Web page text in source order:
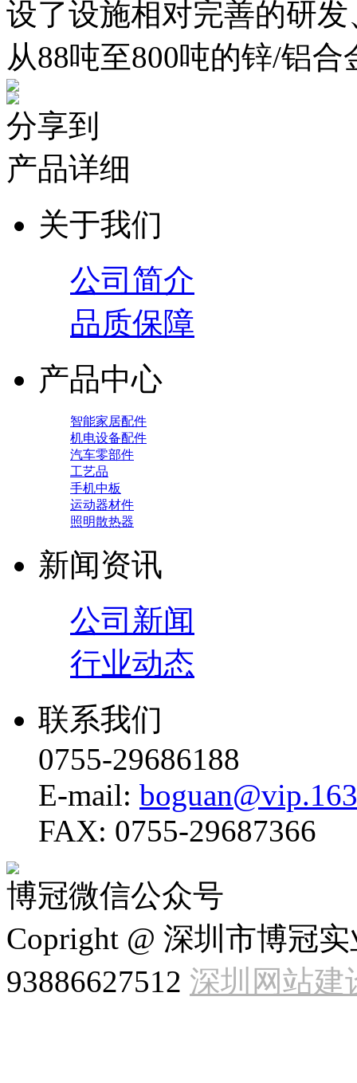
设了设施相对完善的研
从88吨至800吨的锌/铝合
分享到
产品详细
关于我们
公司简介
品质保障
产品中心
智能家居配件
机电设备配件
汽车零部件
工艺品
手机中板
运动器材件
照明散热器
新闻资讯
公司新闻
行业动态
联系我们
0755-29686188
E-mail:
FAX: 0755-29687366
博冠微信公众号
Copright @ 深圳市博冠
93886627512 深圳网站建